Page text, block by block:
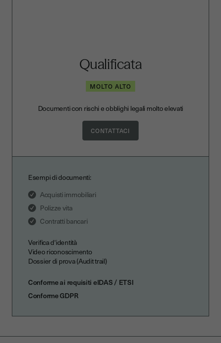
Qualificata
MOLTO ALTO
Documenti con rischi e obblighi legali molto elevati
CONTATTACI
Esempi di documenti:
Acquisti immobiliari
Polizze vita
Contratti bancari
Verifica d'identità
Video riconoscimento
Dossier di prova (Audit trail)
Conforme ai requisiti eIDAS / ETSI
Conforme GDPR